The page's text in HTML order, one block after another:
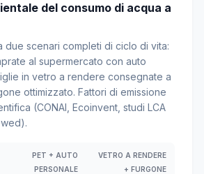
del consumo di acqua a
due scenari completi di ciclo di vita:
al supermercato con auto
in vetro a rendere consegnate a
ottimizzato. Fattori di emissione
(CONAI, Ecoinvent, studi LCA
PET + AUTO
PERSONALE
VETRO A RENDERE
+ FURGONE